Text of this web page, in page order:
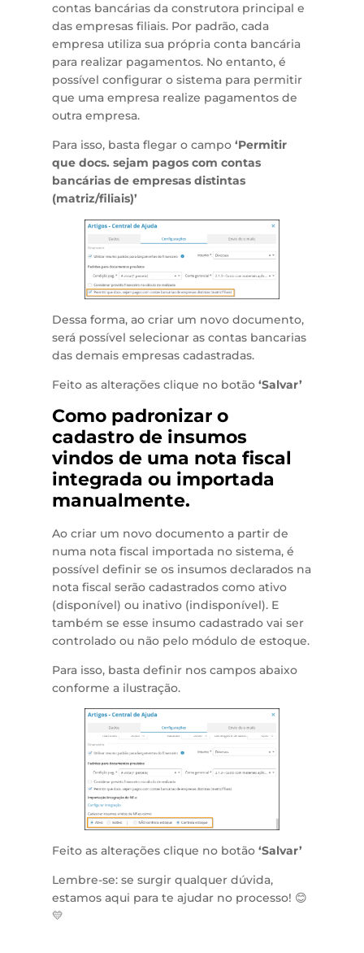
contas bancárias da construtora principal e
das empresas filiais. Por padrão, cada
empresa utiliza sua própria conta bancária
para realizar pagamentos. No entanto, é
possível configurar o sistema para permitir
que uma empresa realize pagamentos de
outra empresa.
Para isso, basta flegar o campo ‘Permitir
que docs. sejam pagos com contas
bancárias de empresas distintas
(matriz/filiais)’
Dessa forma, ao criar um novo documento,
será possível selecionar as contas bancarias
das demais empresas cadastradas.
Feito as alterações clique no botão ‘Salvar’
Como padronizar o
cadastro de insumos
vindos de uma nota fiscal
integrada ou importada
manualmente.
Ao criar um novo documento a partir de
numa nota fiscal importada no sistema, é
possível definir se os insumos declarados na
nota fiscal serão cadastrados como ativo
(disponível) ou inativo (indisponível). E
também se esse insumo cadastrado vai ser
controlado ou não pelo módulo de estoque.
Para isso, basta definir nos campos abaixo
conforme a ilustração.
Feito as alterações clique no botão ‘Salvar’
Lembre-se: se surgir qualquer dúvida,
estamos aqui para te ajudar no processo! 😊
💛